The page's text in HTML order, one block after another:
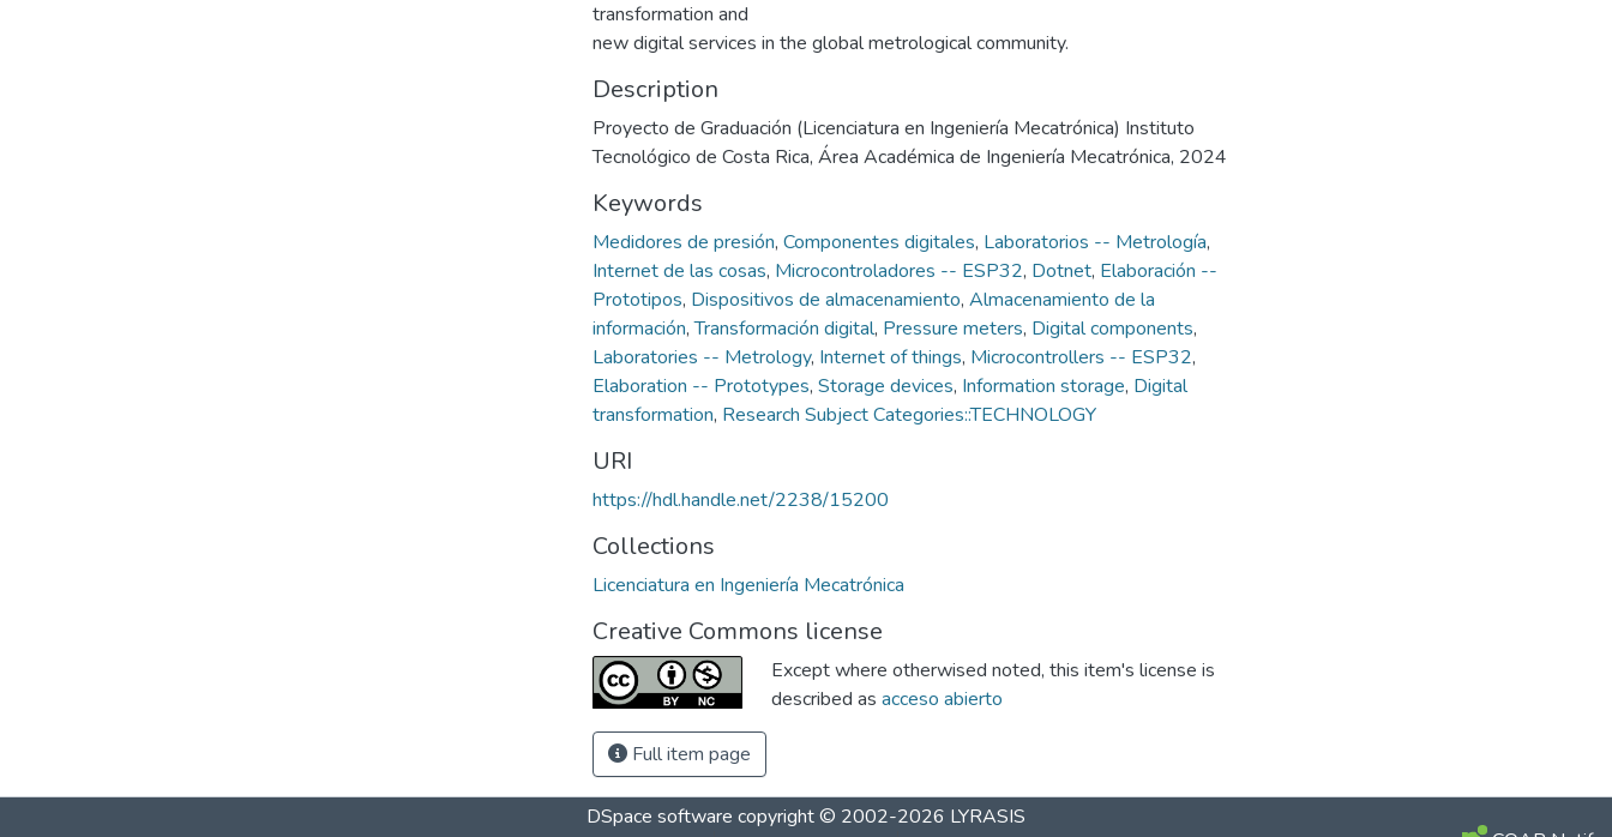
transformation and
new digital services in the global metrological community.
Description
Proyecto de Graduación (Licenciatura en Ingeniería Mecatrónica) Instituto
Tecnológico de Costa Rica, Área Académica de Ingeniería Mecatrónica, 2024
Keywords
Medidores de presión, Componentes digitales, Laboratorios -- Metrología,
Internet de las cosas, Microcontroladores -- ESP32, Dotnet, Elaboración --
Prototipos, Dispositivos de almacenamiento, Almacenamiento de la
información,Transformación digital, Pressure meters, Digital components,
Laboratories -- Metrology, Internet of things, Microcontrollers -- ESP32,
Elaboration -- Prototypes, Storage devices, Information storage, Digital
transformation, Research Subject Categories::TECHNOLOGY
URI
https://hdl.handle.net/2238/15200
Collections
Licenciatura en Ingeniería Mecatrónica
Creative Commons license
Except where otherwised noted, this item's license is
described as acceso abierto
Full item page
DSpace software copyright © 2002-2026 LYRASIS